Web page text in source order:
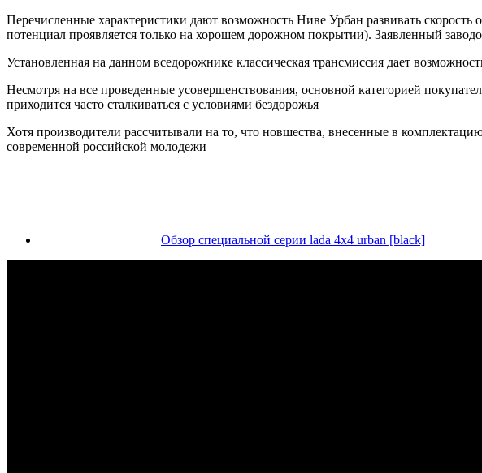
Перечисленные характеристики дают возможность Ниве Урбан развивать скорость
потенциал проявляется только на хорошем дорожном покрытии). Заявленный
Установленная на данном вседорожнике классическая трансмиссия дает
Несмотря на все проведенные усовершенствования, основной категорией
приходится часто сталкиваться с условиями бездорожья
Хотя производители рассчитывали на то, что новшества, внесенные в
современной российской молодежи
Обзор специальной серии lada 4x4 urban [black]